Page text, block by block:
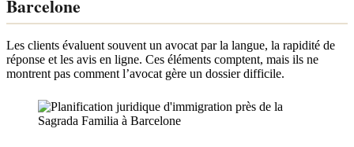
Barcelone
Les clients évaluent souvent un avocat par la langue, la rapidité de
réponse et les avis en ligne. Ces éléments comptent, mais ils ne
montrent pas comment l’avocat gère un dossier difficile.